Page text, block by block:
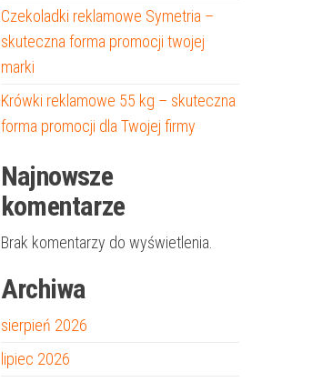
Czekoladki reklamowe Symetria –
skuteczna forma promocji twojej
marki
Krówki reklamowe 55 kg – skuteczna
forma promocji dla Twojej firmy
Najnowsze
komentarze
Brak komentarzy do wyświetlenia.
Archiwa
sierpień 2026
lipiec 2026